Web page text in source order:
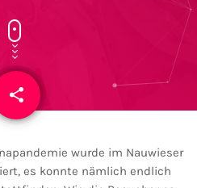
share
email
wurde im Nauwieser
es konnte nämlich endlich